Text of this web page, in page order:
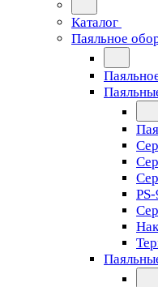
Каталог
Паяльное